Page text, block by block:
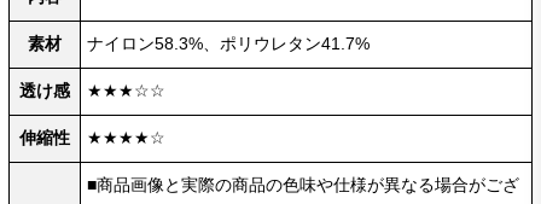
素材 ナイロン58.3%、ポリウレタン41.7%
透け感 ★★★☆☆
伸縮性 ★★★★☆
■商品画像と実際の商品の色味や仕様が異なる場合がござ